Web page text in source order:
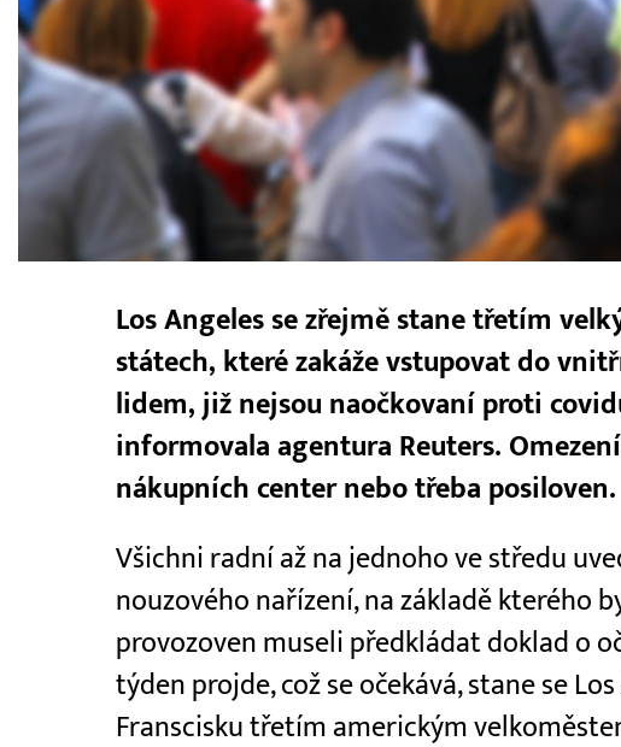
Los Angeles se zřejmě stane třetím
státech, které zakáže vstupovat do
lidem, již nejsou naočkovaní proti
informovala agentura Reuters.
nákupních center nebo třeba posiloven.
Všichni radní až na jednoho ve středu
nouzového nařízení, na základě kterého
provozoven museli předkládat doklad o
týden projde, což se očekává, stane se
Franscisku třetím americkým